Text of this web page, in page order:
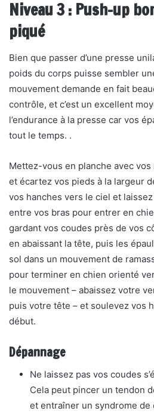
Niveau 3 : Push-up
piqué
Bien que passer d’une presse
poids du corps puisse sembler
mouvement demande en fait
contrôle, et c’est un excellent
l’endurance à la presse car vos
tout le temps. .
Mettez-vous en planche avec
et écartez vos pieds à la largeur
vos hanches vers le ciel et
entre vos bras pour entrer en
gardant vos coudes près de vos
en abaissant la tête, puis les
sol dans un mouvement de
pour terminer en chien orienté
le mouvement – ​​abaissez votre
puis votre tête – et soulevez vos
début.
Dépannage
Ne laissez pas vos coudes
Cela peut pincer un tendon
et entraîner un syndrome de